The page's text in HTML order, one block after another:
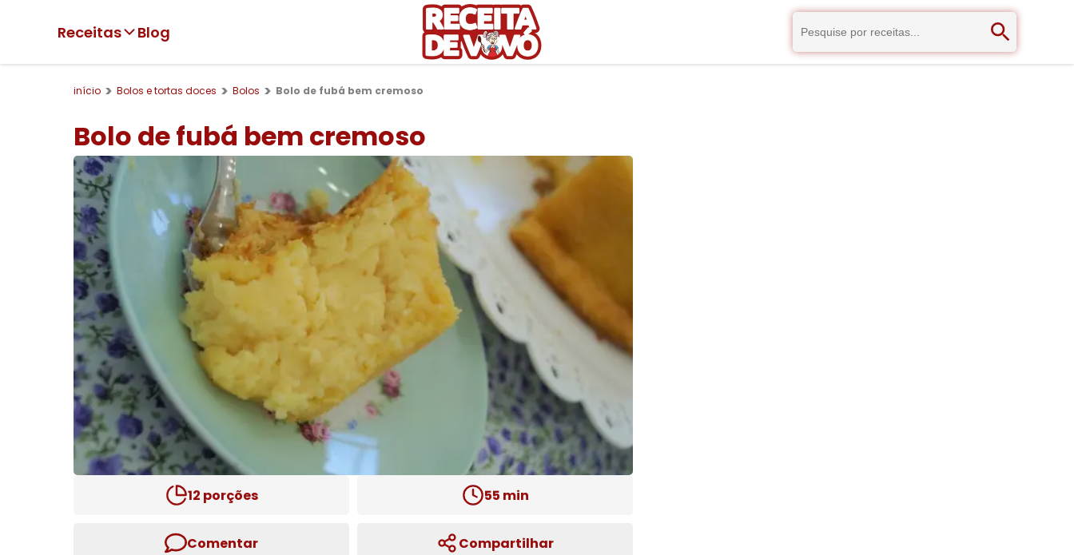
Receitas Blog
início Bolos e tortas doces Bolos Bolo de fubá bem cremoso
Bolo de fubá bem cremoso
12 porções 55 min
Comentar Compartilhar